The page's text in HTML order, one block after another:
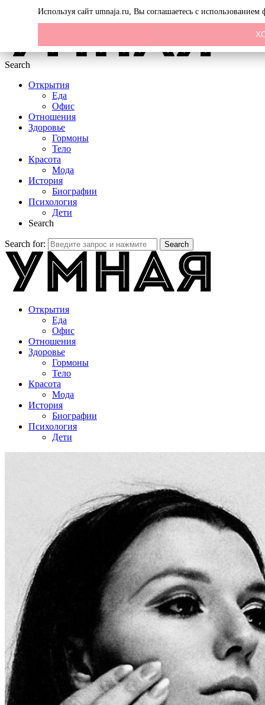
Search
Открытия
Еда
Офис
Отношения
Здоровье
Гормоны
Тело
Красота
Мода
История
Биографии
Психология
Дети
Search
Search for: Search
Открытия
Еда
Офис
Отношения
Здоровье
Гормоны
Тело
Красота
Мода
История
Биографии
Психология
Дети
Используя сайт umnaja.ru, Вы соглашаетесь с использованием